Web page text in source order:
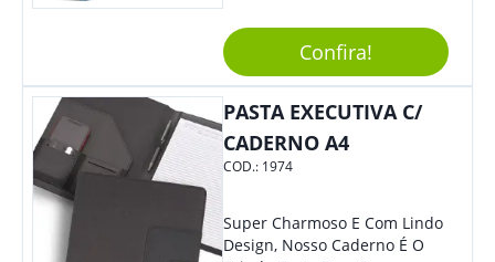
Anotações Com Post-It E
Caneta. Elaborado A Partir De
Material Reciclado, O Brinde
Também É Prático, Tornando-
Se Assim Excelente Para Uso
Cotidiano. Perfeito, Não É?!
Confira!
PASTA EXECUTIVA C/
CADERNO A4
COD.: 1974
Super Charmoso E Com Lindo
Design, Nosso Caderno É O